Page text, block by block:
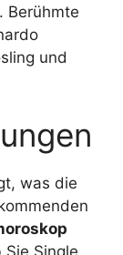
Berühmte
und
was die
Single